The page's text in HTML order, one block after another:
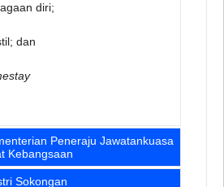
diri;
dan
Peneraju Jawatankuasa
Kebangsaan
Sokongan